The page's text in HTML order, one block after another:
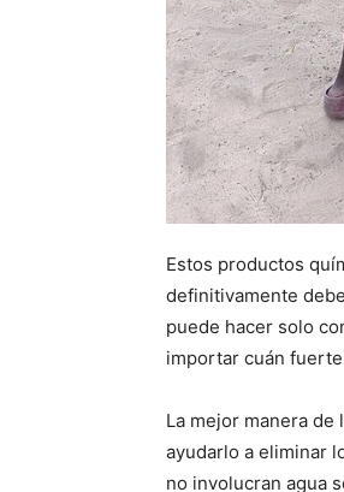
Estos productos
definitivamente
puede hacer solo
importar cuán
La mejor manera
ayudarlo a eliminar
no involucran agua